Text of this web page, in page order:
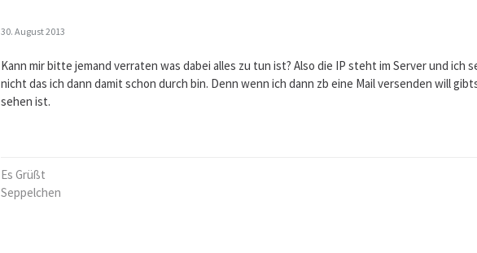
30. August 2013
Kann mir bitte jemand verraten was dabei alles zu tun ist? Also die IP steht im Server und ich
nicht das ich dann damit schon durch bin. Denn wenn ich dann zb eine Mail versenden will
sehen ist.
Es Grüßt
Seppelchen